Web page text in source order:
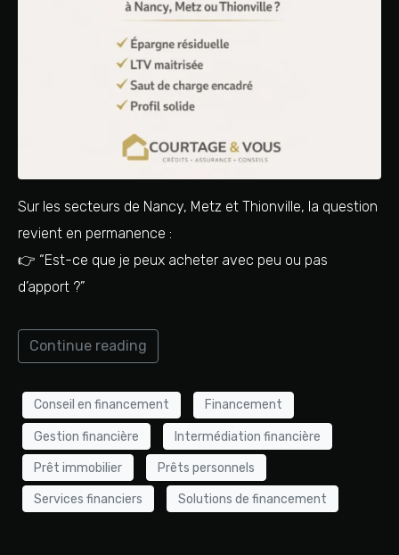
Sur les secteurs de Nancy, Metz et Thionville, la question
revient en permanence :
👉 “Est-ce que je peux acheter avec peu ou pas
d’apport ?”
Continue reading
Conseil en financement Financement
Gestion financière Intermédiation financière
Prêt immobilier Prêts personnels
Services financiers Solutions de financement